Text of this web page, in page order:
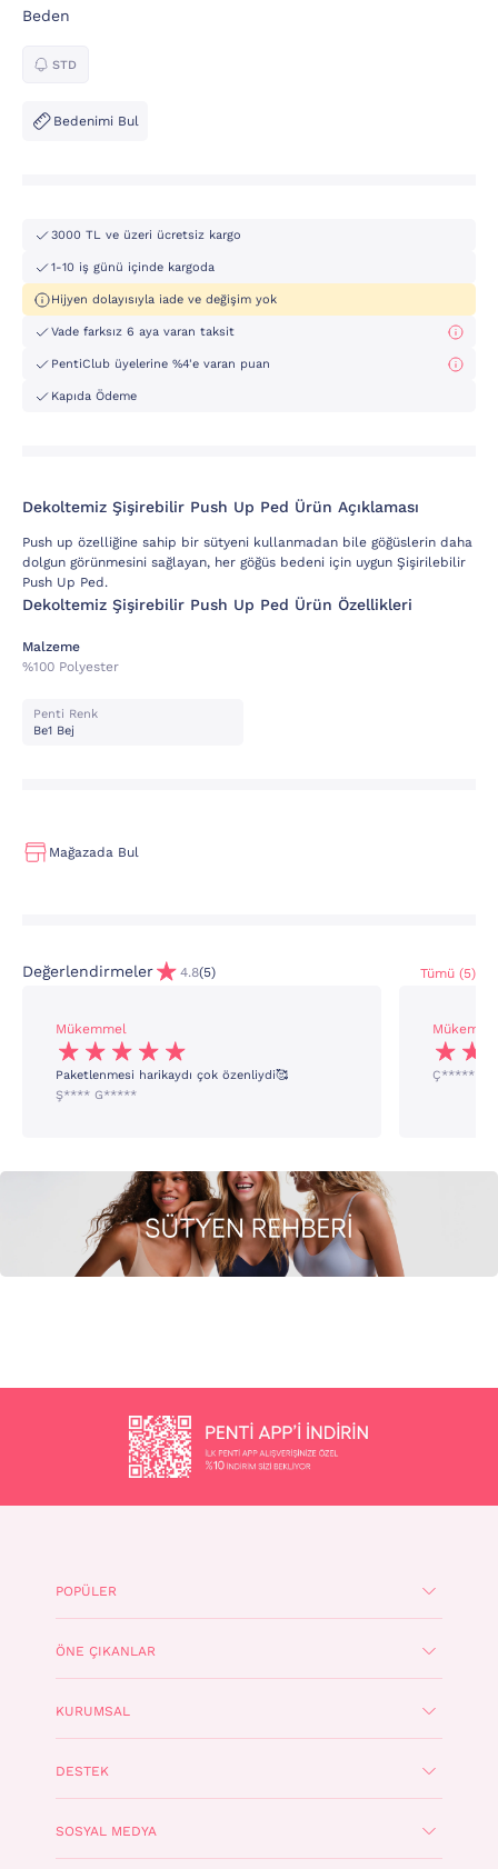
Beden
STD
Bedenimi Bul
3000 TL ve üzeri ücretsiz kargo
1-10 iş günü içinde kargoda
Hijyen dolayısıyla iade ve değişim yok
Vade farksız 6 aya varan taksit
PentiClub üyelerine %4'e varan puan
Kapıda Ödeme
Dekoltemiz Şişirebilir Push Up Ped Ürün Açıklaması
Push up özelliğine sahip bir sütyeni kullanmadan bile göğüslerin daha
dolgun görünmesini sağlayan, her göğüs bedeni için uygun Şişirilebilir
Push Up Ped.
Dekoltemiz Şişirebilir Push Up Ped Ürün Özellikleri
Malzeme
%100 Polyester
Penti Renk
Be1 Bej
Mağazada Bul
Değerlendirmeler 4.8(5) Tümü (5)
Mükemmel
Paketlenmesi harikaydı çok özenliydi🥰
Ş**** G*****
Ç*****
POPÜLER
ÖNE ÇIKANLAR
KURUMSAL
DESTEK
SOSYAL MEDYA